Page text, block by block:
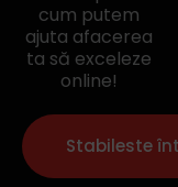
cum putem
ajuta afacerea
ta să exceleze
online!
Stabileste